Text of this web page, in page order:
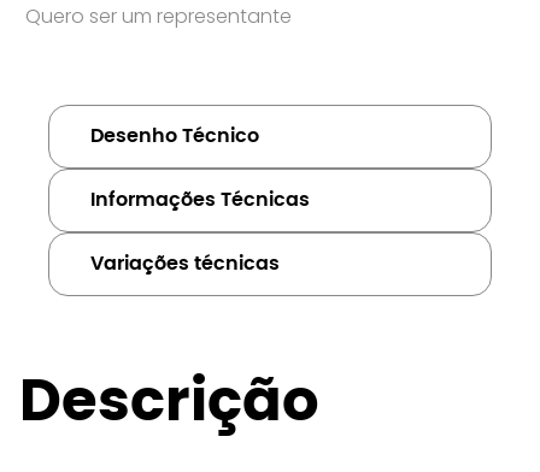
Quero ser um representante
Desenho Técnico
Informações Técnicas
Variações técnicas
Descrição